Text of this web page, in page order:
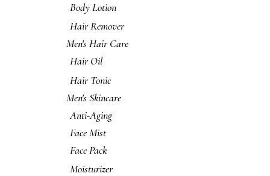
Body Lotion
Hair Remover
Men's Hair Care
Hair Oil
Hair Tonic
Men's Skincare
Anti-Aging
Face Mist
Face Pack
Moisturizer